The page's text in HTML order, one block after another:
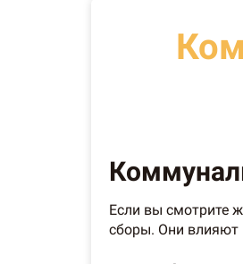
Если вы смотрите
сборы. Они влияют